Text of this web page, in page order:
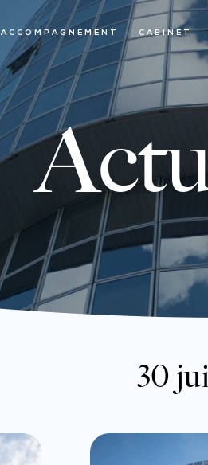
ACCOMPAGNEMENT CABINET
30